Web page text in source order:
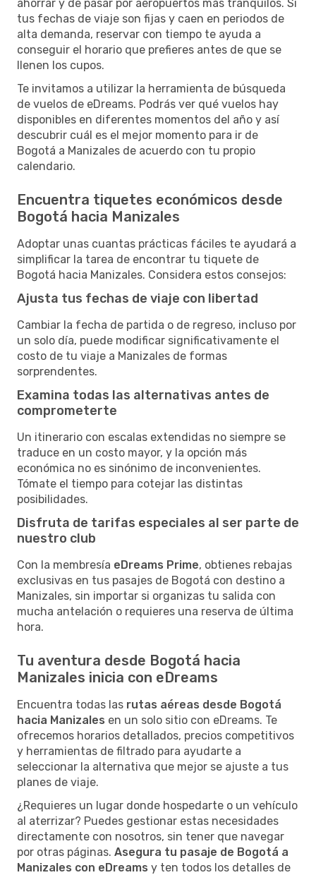
ahorrar y de pasar por aeropuertos más tranquilos. Si
tus fechas de viaje son fijas y caen en periodos de
alta demanda, reservar con tiempo te ayuda a
conseguir el horario que prefieres antes de que se
llenen los cupos.
Te invitamos a utilizar la herramienta de búsqueda
de vuelos de eDreams. Podrás ver qué vuelos hay
disponibles en diferentes momentos del año y así
descubrir cuál es el mejor momento para ir de
Bogotá a Manizales de acuerdo con tu propio
calendario.
Encuentra tiquetes económicos desde
Bogotá hacia Manizales
Adoptar unas cuantas prácticas fáciles te ayudará a
simplificar la tarea de encontrar tu tiquete de
Bogotá hacia Manizales. Considera estos consejos:
Ajusta tus fechas de viaje con libertad
Cambiar la fecha de partida o de regreso, incluso por
un solo día, puede modificar significativamente el
costo de tu viaje a Manizales de formas
sorprendentes.
Examina todas las alternativas antes de
comprometerte
Un itinerario con escalas extendidas no siempre se
traduce en un costo mayor, y la opción más
económica no es sinónimo de inconvenientes.
Tómate el tiempo para cotejar las distintas
posibilidades.
Disfruta de tarifas especiales al ser parte de
nuestro club
Con la membresía eDreams Prime, obtienes rebajas
exclusivas en tus pasajes de Bogotá con destino a
Manizales, sin importar si organizas tu salida con
mucha antelación o requieres una reserva de última
hora.
Tu aventura desde Bogotá hacia
Manizales inicia con eDreams
Encuentra todas las rutas aéreas desde Bogotá
hacia Manizales en un solo sitio con eDreams. Te
ofrecemos horarios detallados, precios competitivos
y herramientas de filtrado para ayudarte a
seleccionar la alternativa que mejor se ajuste a tus
planes de viaje.
¿Requieres un lugar donde hospedarte o un vehículo
al aterrizar? Puedes gestionar estas necesidades
directamente con nosotros, sin tener que navegar
por otras páginas. Asegura tu pasaje de Bogotá a
Manizales con eDreams y ten todos los detalles de